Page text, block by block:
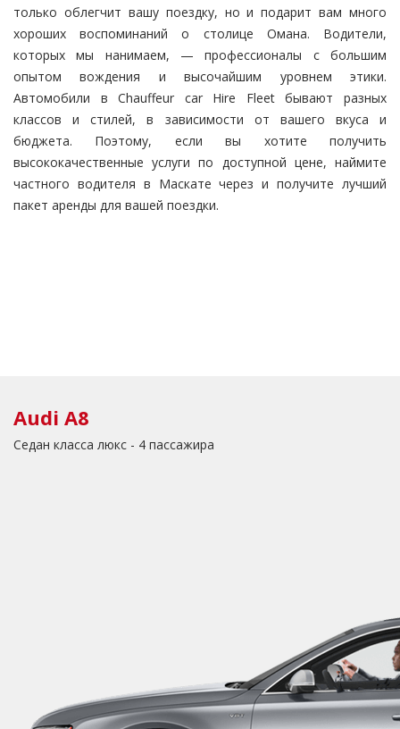
только облегчит вашу поездку, но и подарит вам много
хороших воспоминаний о столице Омана. Водители,
которых мы нанимаем, — профессионалы с большим
опытом вождения и высочайшим уровнем этики.
Автомобили в Chauffeur car Hire Fleet бывают разных
классов и стилей, в зависимости от вашего вкуса и
бюджета. Поэтому, если вы хотите получить
высококачественные услуги по доступной цене, наймите
частного водителя в Маскате через и получите лучший
пакет аренды для вашей поездки.
Audi A8
Седан класса люкс - 4 пассажира